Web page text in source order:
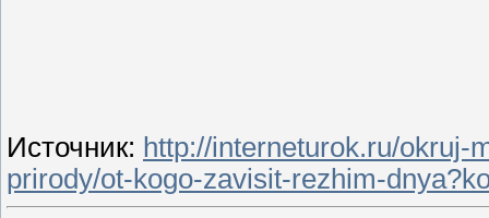
Источник: http://interneturok.ru/okruj-
prirody/ot-kogo-zavisit-rezhim-